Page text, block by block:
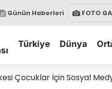
Günün Haberleri FOTO
Türkiye Dünya
Çocuklar İçin Sosyal